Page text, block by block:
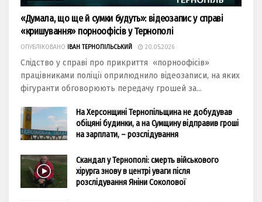
«Думала, що ще й сумки будуть»: відеозапис у справі
«кришування» порноофісів у Тернополі
ОПУБЛІКОВАНО ІВАН ТЕРНОПІЛЬСЬКИЙ 20.05.2026
Слідство у справі про прикриття «порноофісів»
працівниками поліції оприлюднило відеозаписи, на яких
фігуранти обговорюють передачу грошей за...
На Херсонщині Тернопільщина не добудував
обіцяні будинки, а на Сумщину відправив гроші
на зарплати, – розслідування
Скандал у Тернополі: смерть військового
хірурга знову в центрі уваги після
розслідування Яніни Соколової